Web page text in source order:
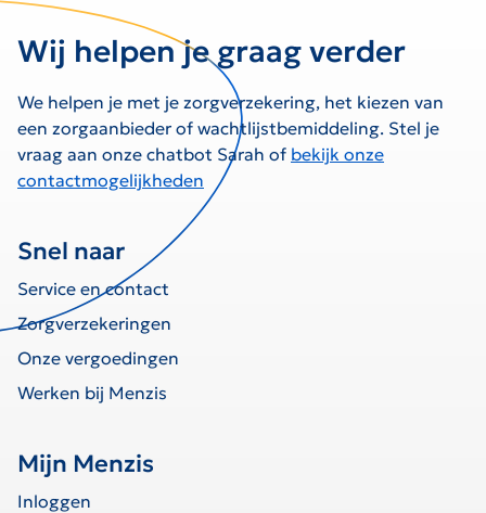
Wij helpen je graag verder
We helpen je met je zorgverzekering, het kiezen van
een zorgaanbieder of wachtlijstbemiddeling. Stel je
vraag aan onze chatbot Sarah of bekijk onze
contactmogelijkheden
Snel naar
Service en contact
Zorgverzekeringen
Onze vergoedingen
Werken bij Menzis
Mijn Menzis
Inloggen